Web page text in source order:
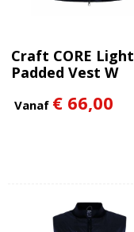
Craft CORE Light
Padded Vest W
Vanaf € 66,00